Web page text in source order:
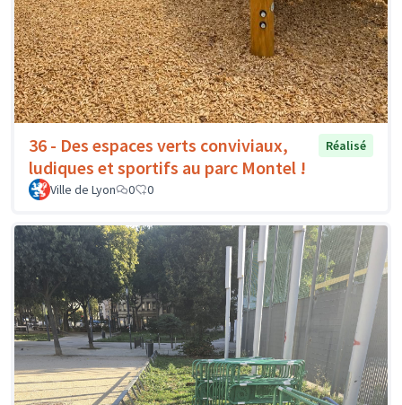
36 - Des espaces verts conviviaux,
ludiques et sportifs au parc Montel !
Réalisé
Ville de Lyon 0 0